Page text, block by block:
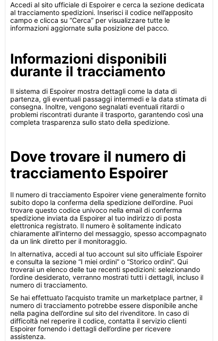
Accedi al sito ufficiale di Espoirer e cerca la sezione dedicata
al tracciamento spedizioni. Inserisci il codice nell’apposito
campo e clicca su “Cerca” per visualizzare tutte le
informazioni aggiornate sulla posizione del pacco.
Informazioni disponibili
durante il tracciamento
Il sistema di Espoirer mostra dettagli come la data di
partenza, gli eventuali passaggi intermedi e la data stimata di
consegna. Inoltre, vengono segnalati eventuali ritardi o
problemi riscontrati durante il trasporto, garantendo così una
completa trasparenza sullo stato della spedizione.
Dove trovare il numero di
tracciamento Espoirer
Il numero di tracciamento Espoirer viene generalmente fornito
subito dopo la conferma della spedizione dell’ordine. Puoi
trovare questo codice univoco nella email di conferma
spedizione inviata da Espoirer al tuo indirizzo di posta
elettronica registrato. Il numero è solitamente indicato
chiaramente all’interno del messaggio, spesso accompagnato
da un link diretto per il monitoraggio.
In alternativa, accedi al tuo account sul sito ufficiale Espoirer
e consulta la sezione “I miei ordini” o “Storico ordini”. Qui
troverai un elenco delle tue recenti spedizioni: selezionando
l’ordine desiderato, verranno mostrati tutti i dettagli, incluso il
numero di tracciamento.
Se hai effettuato l’acquisto tramite un marketplace partner, il
numero di tracciamento potrebbe essere disponibile anche
nella pagina dell’ordine sul sito del rivenditore. In caso di
difficoltà nel reperire il codice, contatta il servizio clienti
Espoirer fornendo i dettagli dell’ordine per ricevere
assistenza.